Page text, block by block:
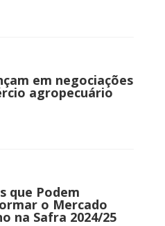
em negociações
agropecuário
que Podem
o Mercado
na Safra 2024/25